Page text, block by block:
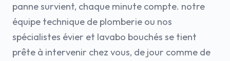
panne survient, chaque minute compte. notre
équipe technique de plomberie ou nos
spécialistes évier et lavabo bouchés se tient
prête à intervenir chez vous, de jour comme de